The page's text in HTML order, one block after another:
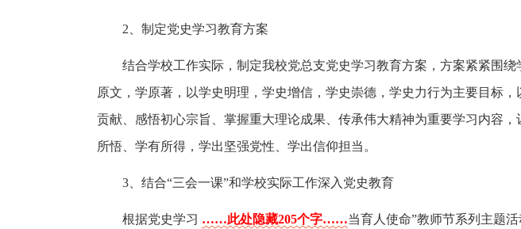
2、制定党史学习教育方案
结合学校工作实际，制定我校党总支党史学习教育方案，方案紧紧围
原文，学原著，以学史明理，学史增信，学史崇德，学史力行为主要目标
贡献、感悟初心宗旨、掌握重大理论成果、传承伟大精神为重要学习内容
所悟、学有所得，学出坚强党性、学出信仰担当。
3、结合“三会一课”和学校实际工作深入党史教育
根据党史学习 ……此处隐藏205个字……当育人使命”教师节系列主题